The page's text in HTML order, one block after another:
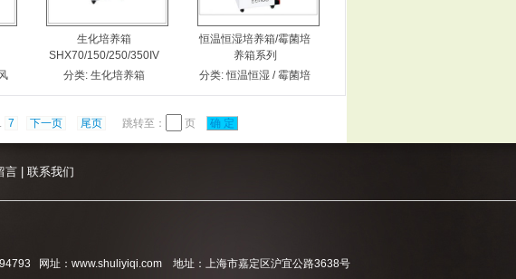
生化培养箱
SHX70/150/250/350IV
分类: 生化培养箱
恒温恒湿培养箱/霉菌培
养箱系列
分类:恒温恒湿 / 霉菌培
7 下一页 尾页 跳转至： 页 确 定
言| 联系我们
网址：www.shuliyiqi.com 地址：上海市嘉定区沪宜公路3638号